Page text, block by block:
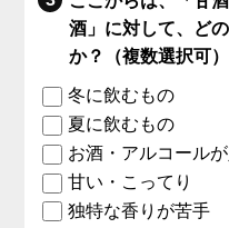
酒」に対して、ど
か？（複数選択可）
冬に飲むもの
夏に飲むもの
お酒・アルコール
甘い・こってり
独特な香りが苦手